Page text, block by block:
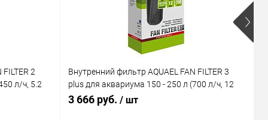
2
л/ч, 5.2
Внутренний фильтр AQUAEL FAN FILTER 3
plus для аквариума 150 - 250 л (700 л/ч, 12
Вт)
3 666 руб. / шт